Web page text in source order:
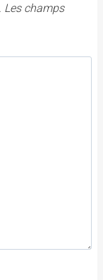
Les champs